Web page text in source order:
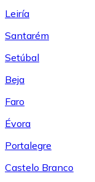
Leiría
Santarém
Setúbal
Beja
Faro
Évora
Portalegre
Castelo Branco